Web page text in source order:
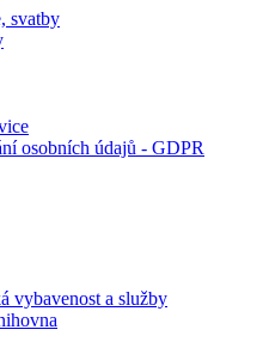
svatby
osobních údajů - GDPR
vybavenost a služby